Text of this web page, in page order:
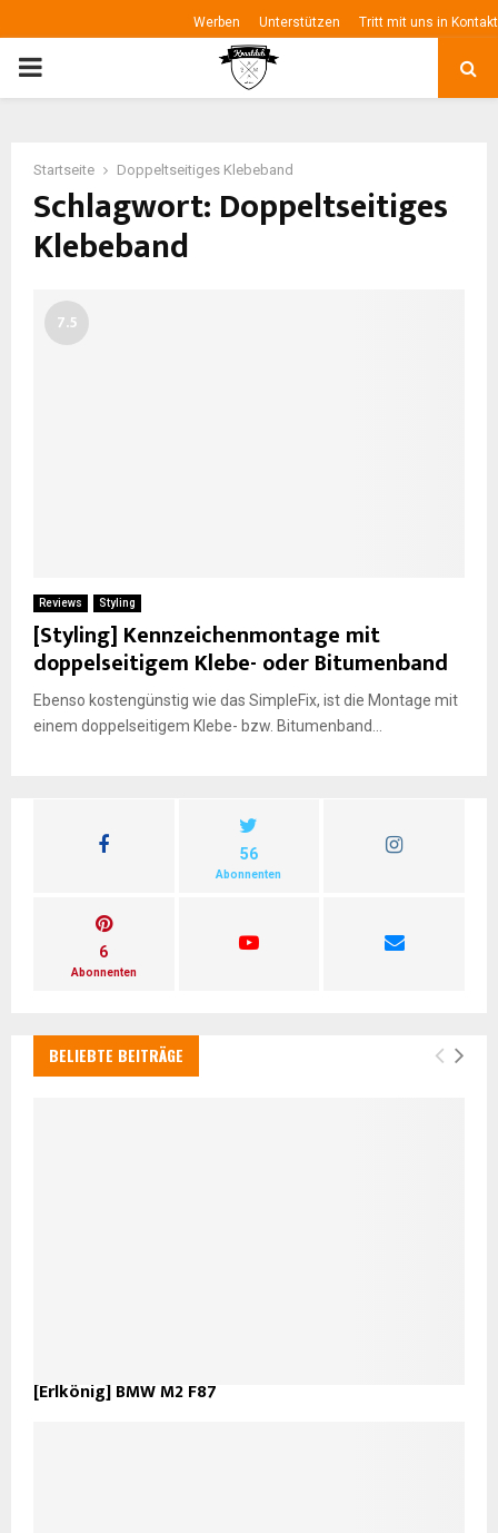
Werben Unterstützen Tritt mit uns in Kontakt
P
M
N
U
Startseite Doppeltseitiges Klebeband
Schlagwort: Doppeltseitiges
Klebeband
7.5
Reviews Styling
[Styling] Kennzeichenmontage mit
doppelseitigem Klebe- oder Bitumenband
Ebenso kostengünstig wie das SimpleFix, ist die Montage mit
einem doppelseitigem Klebe- bzw. Bitumenband...
56
Abonnenten
6
Abonnenten
BELIEBTE BEITRÄGE
[Erlkönig] BMW M2 F87